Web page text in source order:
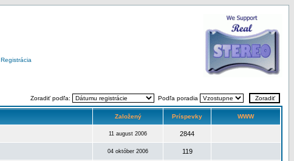
Registrácia
Zoradiť podľa: Podľa poradia
Založený Príspevky WWW
11 august 2006 2844
04 október 2006 119